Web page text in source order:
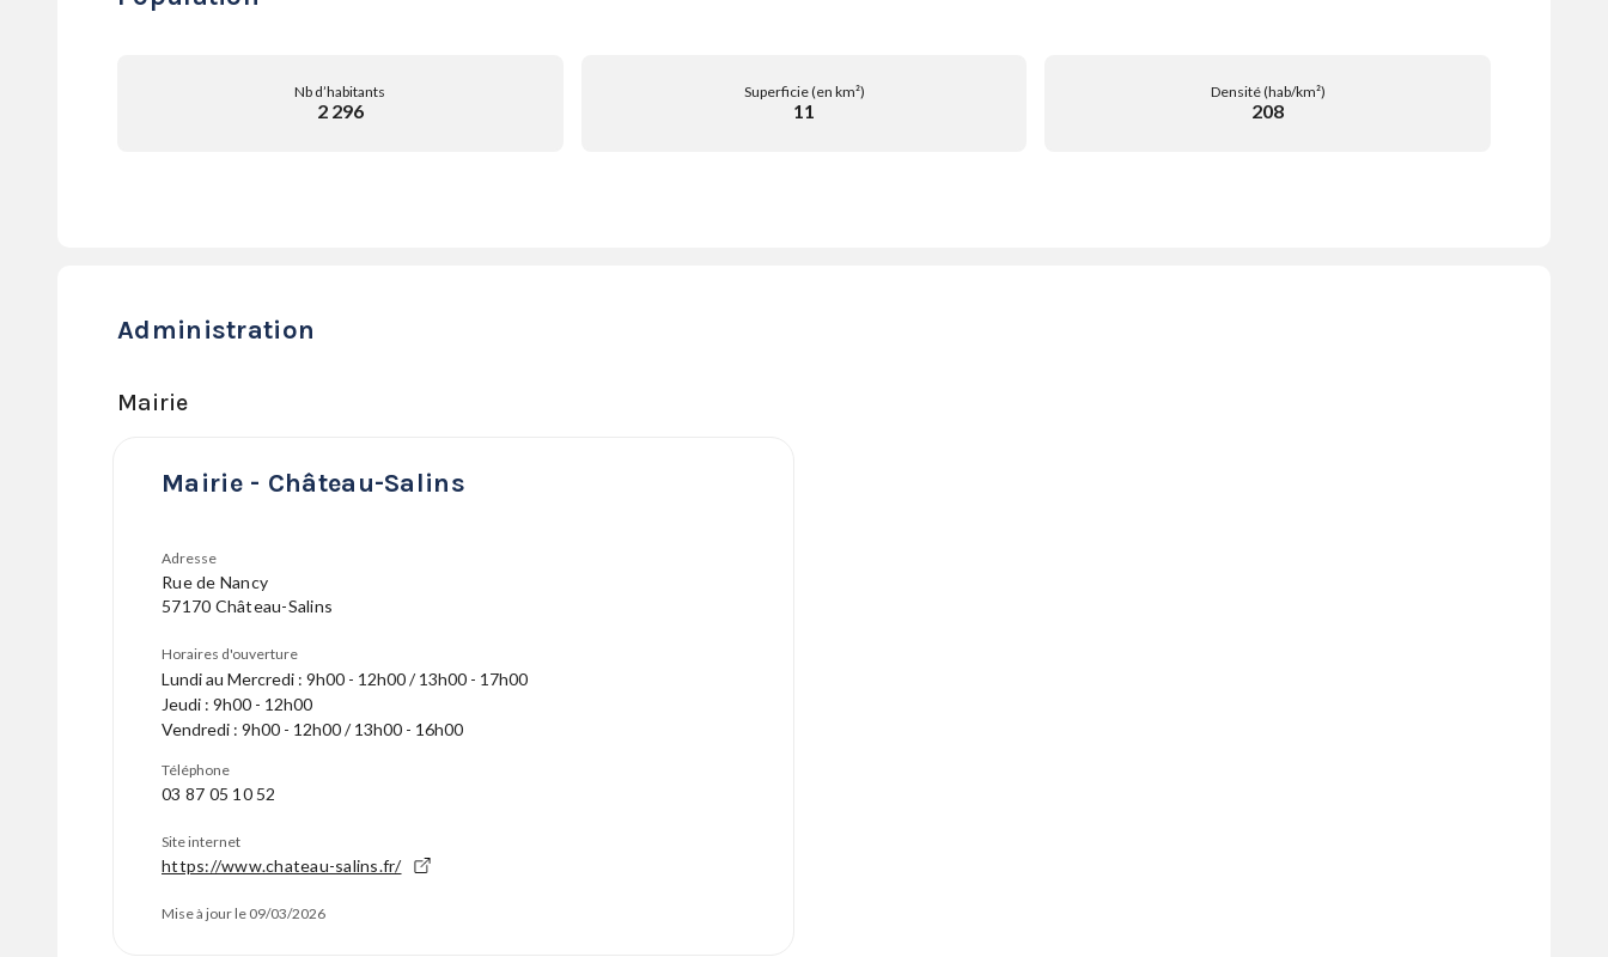
Nb d’habitants
2 296
Superficie (en km²)
11
Densité (hab/km²)
208
Administration
Mairie
Mairie - Château-Salins
Adresse
Rue de Nancy
57170 Château-Salins
Horaires d'ouverture
Lundi au Mercredi : 9h00 - 12h00 / 13h00 - 17h00
Jeudi : 9h00 - 12h00
Vendredi : 9h00 - 12h00 / 13h00 - 16h00
Téléphone
03 87 05 10 52
Site internet
https://www.chateau-salins.fr/
Mise à jour le 09/03/2026